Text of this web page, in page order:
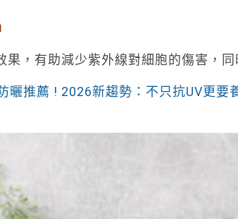
果，有助減少紫外線對細胞的傷害，
曬推薦 ! 2026新趨勢：不只抗UV更要